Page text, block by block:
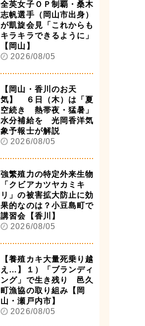
全英女子ＯＰ制覇・桑木
志帆選手（岡山市出身）
が凱旋会見「これからも
キラキラできるように」
【岡山】
2026/08/05
【岡山・香川のお天
気】 ６日（木）は「夏
空続き 熱帯夜・猛暑」
水分補給を 光岡香洋気
象予報士が解説
2026/08/05
強繁殖力の特定外来生物
「クビアカツヤカミキ
リ」の被害拡大防止に効
果的なのは？小豆島町で
講習会【香川】
2026/08/05
【養殖カキ大量死乗り越
え…】１）「ブランディ
ング」で生き残り 邑久
町漁協の取り組み【岡
山・瀬戸内市】
2026/08/05